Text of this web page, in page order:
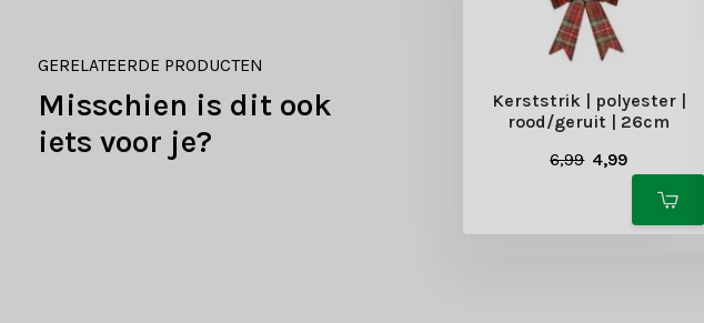
GERELATEERDE PRODUCTEN
Misschien is dit ook
iets voor je?
| polyester |
| 40cm
Kerststrik | polyester |
rood/glitters | 30cm
Kerststrik | polyester |
rood/geruit | 26cm
6,99 4,99